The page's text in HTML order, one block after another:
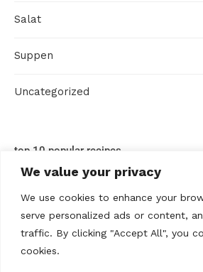
We value your privacy
We use cookies to enhance your
serve personalized ads or content,
traffic. By clicking "Accept All", you
cookies.
Salat
Suppen
Uncategorized
top 10 popular recipes